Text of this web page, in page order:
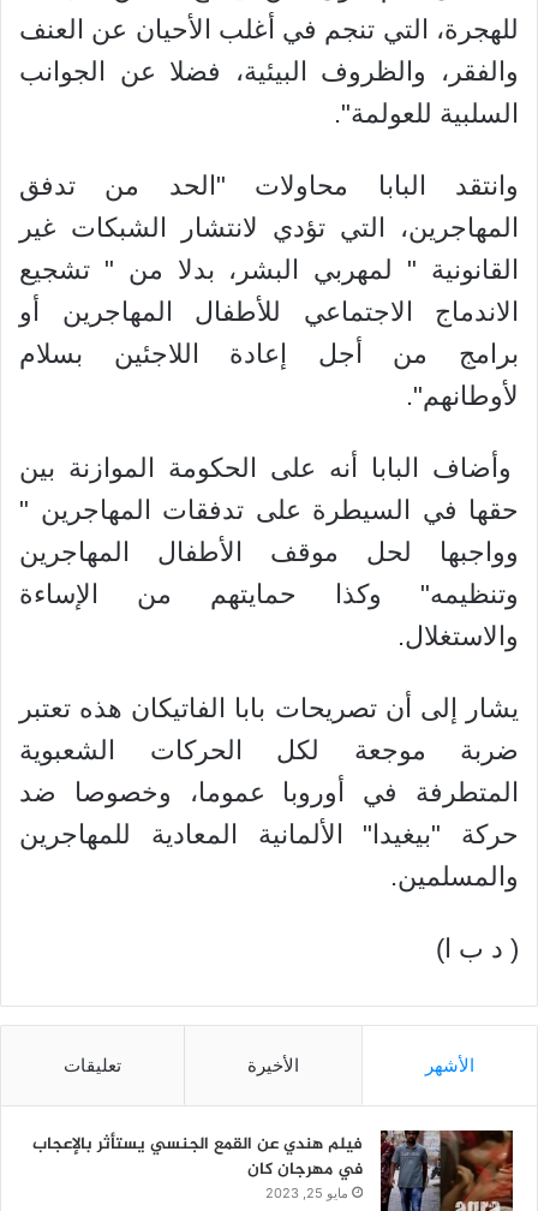
للهجرة، التي تنجم في أغلب الأحيان عن العنف
والفقر، والظروف البيئية، فضلا عن الجوانب
السلبية للعولمة".
وانتقد البابا محاولات "الحد من تدفق
المهاجرين، التي تؤدي لانتشار الشبكات غير
القانونية " لمهربي البشر، بدلا من " تشجيع
الاندماج الاجتماعي للأطفال المهاجرين أو
برامج من أجل إعادة اللاجئين بسلام
لأوطانهم".
وأضاف البابا أنه على الحكومة الموازنة بين
حقها في السيطرة على تدفقات المهاجرين "
وواجبها لحل موقف الأطفال المهاجرين
وتنظيمه" وكذا حمايتهم من الإساءة
والاستغلال.
يشار إلى أن تصريحات بابا الفاتيكان هذه تعتبر
ضربة موجعة لكل الحركات الشعبوية
المتطرفة في أوروبا عموما، وخصوصا ضد
حركة "بيغيدا" الألمانية المعادية للمهاجرين
والمسلمين.
( د ب ا)
الأشهر الأخيرة تعليقات
فيلم هندي عن القمع الجنسي يستأثر بالإعجاب
في مهرجان كان
مايو 25, 2023